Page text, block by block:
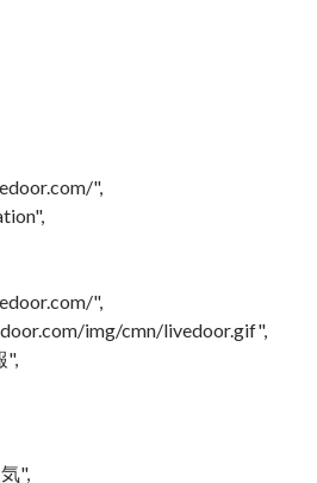
",
",
img/cmn/livedoor.gif",
",
",